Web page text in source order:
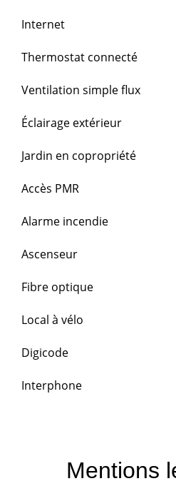
Internet
Thermostat connecté
Ventilation simple flux
Éclairage extérieur
Jardin en copropriété
Accès PMR
Alarme incendie
Ascenseur
Fibre optique
Local à vélo
Digicode
Interphone
Mentions